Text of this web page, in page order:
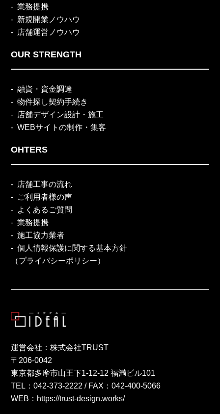
業務提携
新規開業ノウハウ
店舗運営ノウハウ
OUR STRENGTH
融資・資金調達
物件探し契約手続き
店舗デザイン設計・施工
WEBサイトの制作・集客
OHTERS
店舗工事の流れ
ご利用者様の声
よくあるご質問
業務提携
施工協力業者
個人情報保護に関する基本方針
（プライバシーポリシー）
運営会社：株式会社TRUST
〒206-0042
東京都多摩市山王下1-12-12 福満ビル101
TEL：042-373-2222 / FAX：042-400-5066
WEB： https://trust-design.works/